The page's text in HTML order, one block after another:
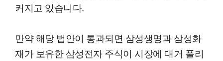
커지고 있습니다.
만약 해당 법안이 통과되면 삼성생명과 삼성화
재가 보유한 삼성전자 주식이 시장에 대거 풀리